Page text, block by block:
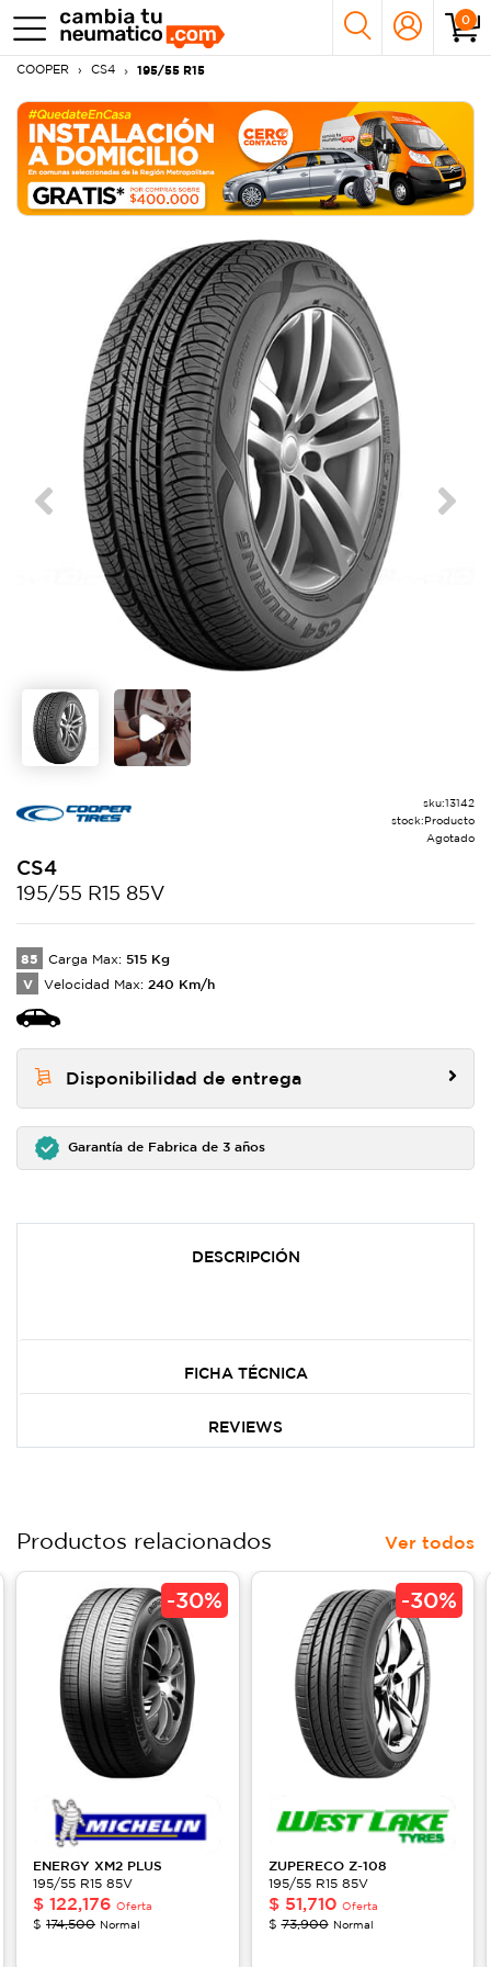
0
COOPER CS4 195/55 R15
Previous Next
sku:13142
stock:Producto
Agotado
CS4
195/55 R15 85V
85 Carga Max: 515 Kg
V Velocidad Max: 240 Km/h
Disponibilidad de entrega
Garantía de Fabrica de 3 años
DESCRIPCIÓN
FICHA TÉCNICA
REVIEWS
Productos relacionados Ver todos
-30%
ENERGY XM2 PLUS
195/55 R15 85V
$ 122,176 Oferta
$ 174,500 Normal
-30%
ZUPERECO Z-108
195/55 R15 85V
$ 51,710 Oferta
$73,900 Normal